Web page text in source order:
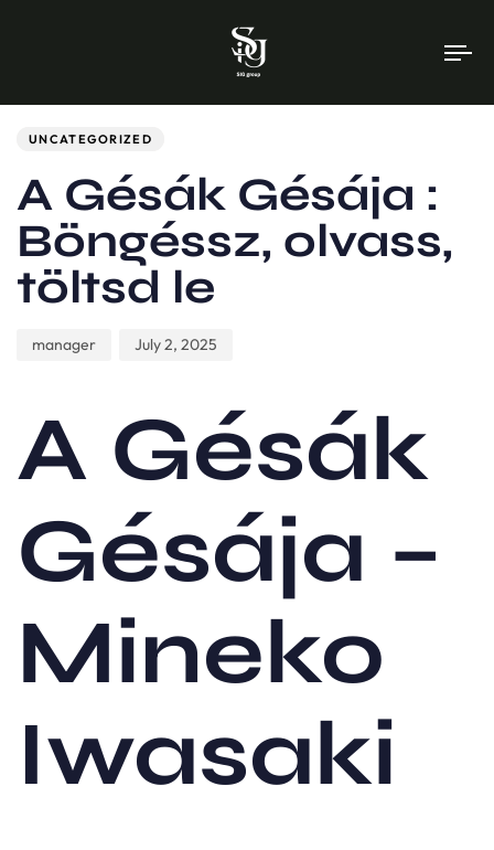
UNCATEGORIZED
A Gésák Gésája :
Böngéssz, olvass,
töltsd le
manager July 2, 2025
A Gésák
Gésája –
Mineko
Iwasaki